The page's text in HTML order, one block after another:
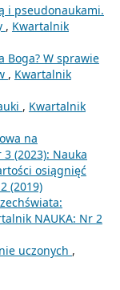
i pseudonaukami.
, Kwartalnik
Boga? W sprawie
, Kwartalnik
, Kwartalnik
na
(2023): Nauka
osiągnięć
(2019)
NAUKA: Nr 2
uczonych ,